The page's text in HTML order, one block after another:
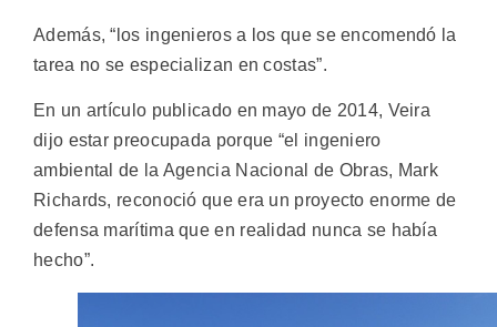
Además, “los ingenieros a los que se encomendó la
tarea no se especializan en costas”.
En un artículo publicado en mayo de 2014, Veira
dijo estar preocupada porque “el ingeniero
ambiental de la Agencia Nacional de Obras, Mark
Richards, reconoció que era un proyecto enorme de
defensa marítima que en realidad nunca se había
hecho”.